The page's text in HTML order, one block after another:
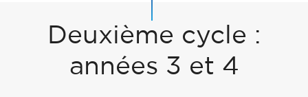
Deuxième cycle :
années 3 et 4